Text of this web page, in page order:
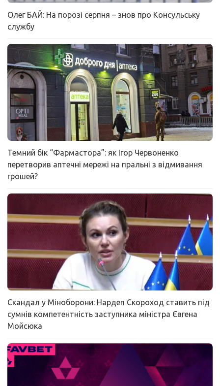
Олег БАЙ: На порозі серпня – знов про Консульську
службу
Темний бік “Фармастора”: як Ігор Червоненко
перетворив аптечні мережі на пральні з відмивання
грошей?
Скандал у Міноборони: Нардеп Скороход ставить під
сумнів компетентність заступника міністра Євгена
Мойсюка